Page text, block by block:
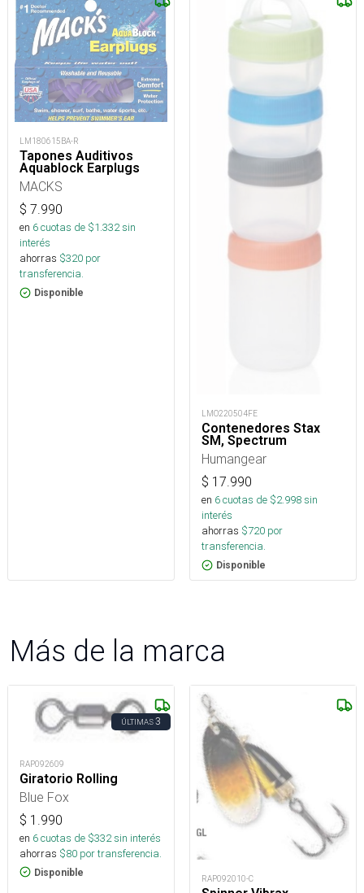
LM180615BA-R
Tapones Auditivos
Aquablock Earplugs
MACKS
$ 7.990
en 6cuotas de $1.332sin
interés
ahorras $320 por
transferencia.
Disponible
LMO220504FE
Contenedores Stax
SM, Spectrum
Humangear
$ 17.990
en 6cuotas de $2.998sin
interés
ahorras $720 por
transferencia.
Disponible
Más de la marca
ÚLTIMAS3
RAP092609
Giratorio Rolling
Blue Fox
$ 1.990
en 6cuotas de $332sin interés
ahorras $80 por transferencia.
Disponible
RAP092010-C